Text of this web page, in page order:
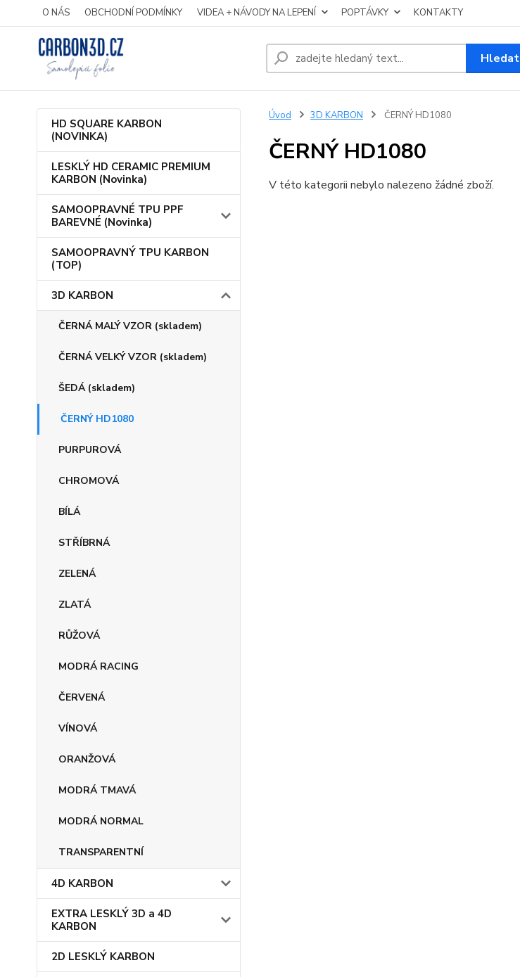
O NÁS OBCHODNÍ PODMÍNKY VIDEA + NÁVODY NA LEPENÍ POPTÁVKY KONTAKTY
Hledat
HD SQUARE KARBON
(NOVINKA)
LESKLÝ HD CERAMIC PREMIUM
KARBON (Novinka)
SAMOOPRAVNÉ TPU PPF
BAREVNÉ (Novinka)
SAMOOPRAVNÝ TPU KARBON
(TOP)
3D KARBON
ČERNÁ MALÝ VZOR (skladem)
ČERNÁ VELKÝ VZOR (skladem)
ŠEDÁ (skladem)
ČERNÝ HD1080
PURPUROVÁ
CHROMOVÁ
BÍLÁ
STŘÍBRNÁ
ZELENÁ
ZLATÁ
RŮŽOVÁ
MODRÁ RACING
ČERVENÁ
VÍNOVÁ
ORANŽOVÁ
MODRÁ TMAVÁ
MODRÁ NORMAL
TRANSPARENTNÍ
4D KARBON
EXTRA LESKLÝ 3D a 4D
KARBON
2D LESKLÝ KARBON
Úvod 3D KARBON ČERNÝ HD1080
ČERNÝ HD1080
V této kategorii nebylo nalezeno žádné zboží.